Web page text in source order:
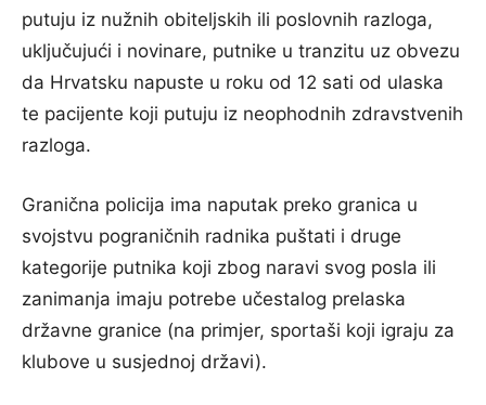
putuju iz nužnih obiteljskih ili poslovnih razloga,
uključujući i novinare, putnike u tranzitu uz obvezu
da Hrvatsku napuste u roku od 12 sati od ulaska
te pacijente koji putuju iz neophodnih zdravstvenih
razloga.
Granična policija ima naputak preko granica u
svojstvu pograničnih radnika puštati i druge
kategorije putnika koji zbog naravi svog posla ili
zanimanja imaju potrebe učestalog prelaska
državne granice (na primjer, sportaši koji igraju za
klubove u susjednoj državi).